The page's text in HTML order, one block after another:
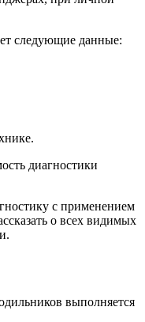
следующие данные:
диагностики
с применением
о всех видимых
выполняется